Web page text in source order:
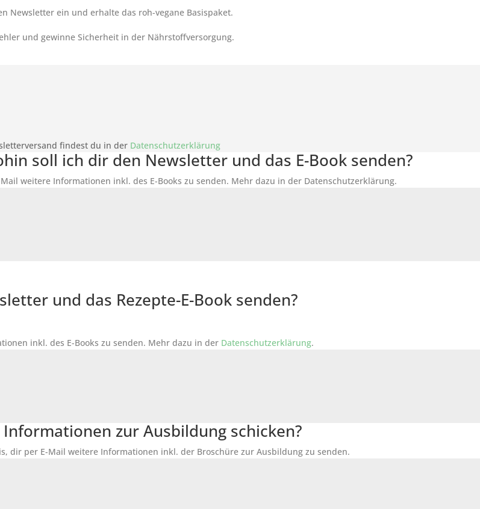
Newsletter ein und erhalte das roh-vegane Basispaket.
und gewinne Sicherheit in der Nährstoffversorgung.
findest du in der Datenschutzerklärung
soll ich dir den Newsletter und das E-Book senden?
weitere Informationen inkl. des E-Books zu senden. Mehr dazu in der Datenschutzerklärung.
und das Rezepte-E-Book senden?
inkl. des E-Books zu senden. Mehr dazu in der Datenschutzerklärung.
zur Ausbildung schicken?
dir per E-Mail weitere Informationen inkl. der Broschüre zur Ausbildung zu senden.